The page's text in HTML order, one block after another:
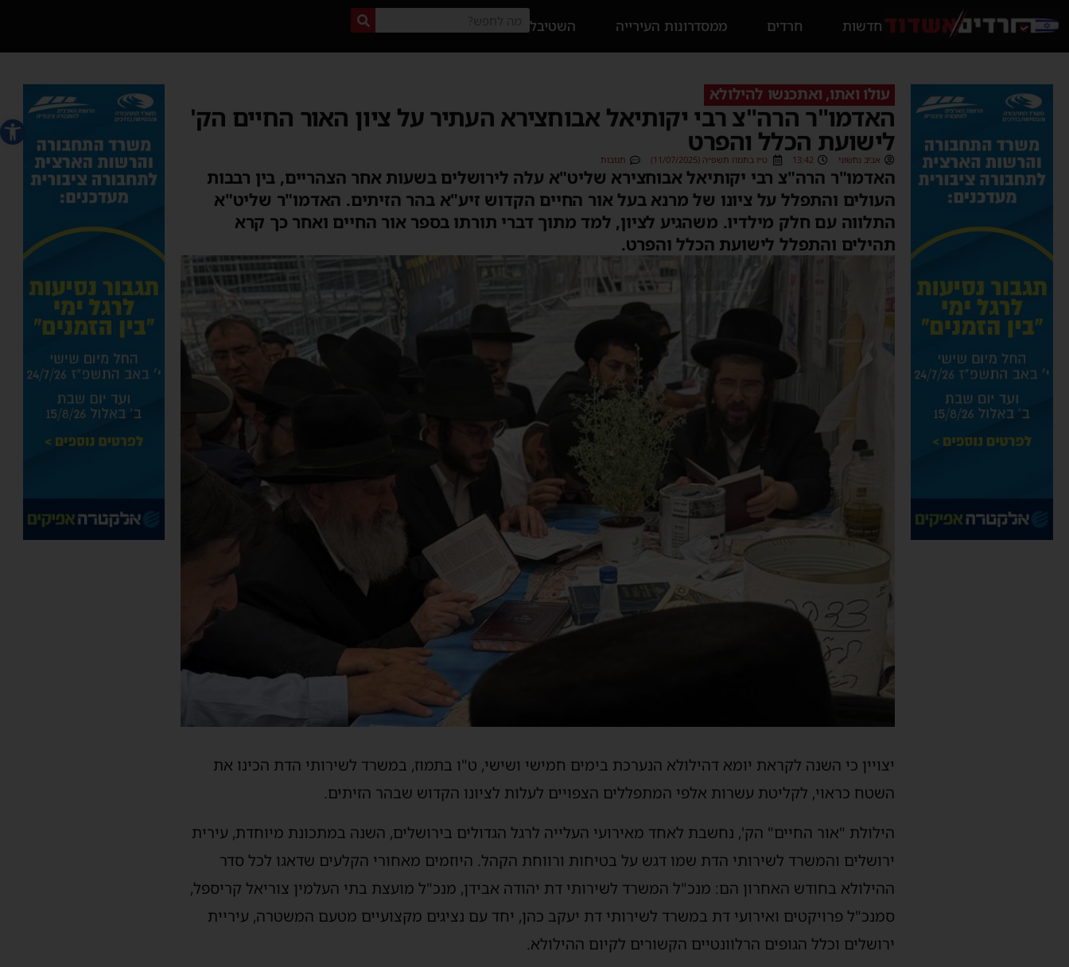
פתח
חדשות חרדים ממסדרונות העירייה השטיבל
עולו ואתו, ואתכנשו להילולא
האדמו"ר הרה"צ רבי יקותיאל אבוחצירא העתיר על ציון האור החיים הק'
לישועת הכלל והפרט
אביב נחשוני 13:42 ט״ו בתמוז תשפ״ה (11/07/2025) תגובות
האדמו"ר הרה"צ רבי יקותיאל אבוחצירא שליט"א עלה לירושלים בשעות אחר הצהריים, בין רבבות
העולים והתפלל על ציונו של מרנא בעל אור החיים הקדוש זיע"א בהר הזיתים. האדמו"ר שליט"א
התלווה עם חלק מילדיו. משהגיע לציון, למד מתוך דברי תורתו בספר אור החיים ואחר כך קרא
תהילים והתפלל לישועת הכלל והפרט.
יצויין כי השנה לקראת יומא דהילולא הנערכת בימים חמישי ושישי, ט"ו בתמוז, במשרד לשירותי הדת הכינו את
השטח כראוי, לקליטת עשרות אלפי המתפללים הצפויים לעלות לציונו הקדוש שבהר הזיתים.
הילולת "אור החיים" הק', נחשבת לאחד מאירועי העלייה לרגל הגדולים בירושלים, השנה במתכונת מיוחדת, עירית
ירושלים והמשרד לשירותי הדת שמו דגש על בטיחות ורווחת הקהל. היוזמים מאחורי הקלעים שדאגו לכל סדר
ההילולא בחודש האחרון הם: מנכ"ל המשרד לשירותי דת יהודה אבידן, מנכ"ל מועצת בתי העלמין צוריאל קריספל,
סמנכ"ל פרויקטים ואירועי דת במשרד לשירותי דת יעקב כהן, יחד עם נציגים מקצועיים מטעם המשטרה, עיריית
ירושלים וכלל הגופים הרלוונטיים הקשורים לקיום ההילולא.